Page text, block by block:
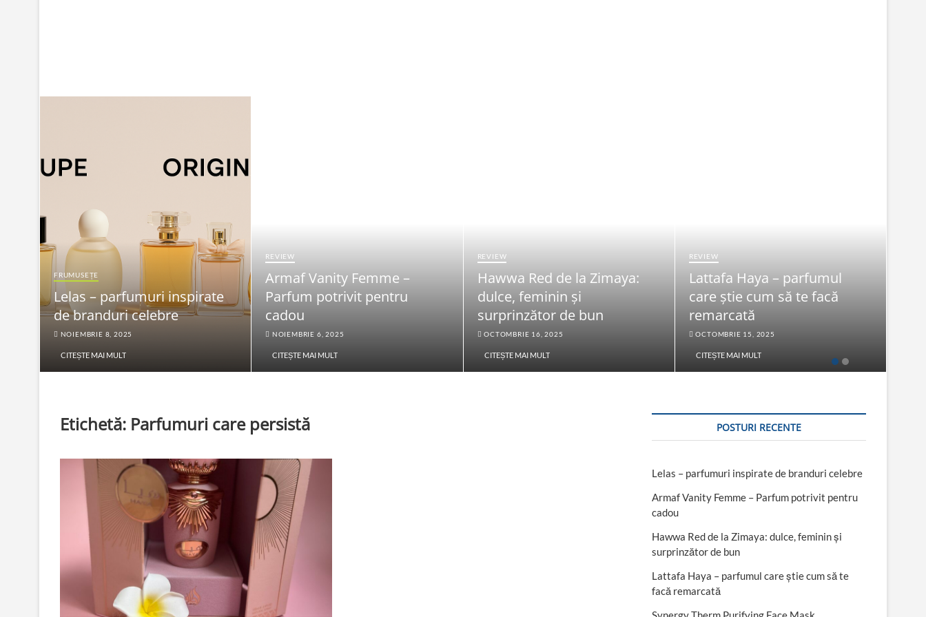
FRUMUSEȚE
Lelas – parfumuri inspirate
de branduri celebre
NOIEMBRIE 8, 2025
CITEȘTE MAI MULT
REVIEW
Armaf Vanity Femme –
Parfum potrivit pentru
cadou
NOIEMBRIE 6, 2025
CITEȘTE MAI MULT
REVIEW
Hawwa Red de la Zimaya:
dulce, feminin și
surprinzător de bun
OCTOMBRIE 16, 2025
CITEȘTE MAI MULT
REVIEW
Lattafa Haya – parfumul
care știe cum să te facă
remarcată
OCTOMBRIE 15, 2025
CITEȘTE MAI MULT
Etichetă: Parfumuri care persistă POSTURI RECENTE
Lelas – parfumuri inspirate de branduri celebre
Armaf Vanity Femme – Parfum potrivit pentru
cadou
Hawwa Red de la Zimaya: dulce, feminin și
surprinzător de bun
Lattafa Haya – parfumul care știe cum să te
facă remarcată